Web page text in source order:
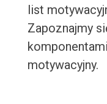
list
Zapoznajmy
motywacyjny.